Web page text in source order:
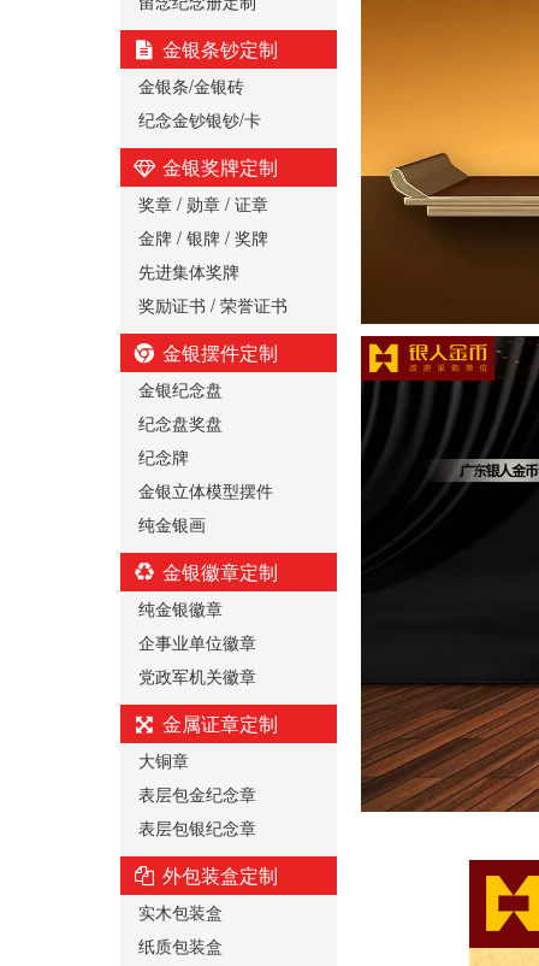
金银条钞定制
金银条/金银砖
纪念金钞银钞/卡
金银奖牌定制
奖章 / 勋章 / 证章
金牌 / 银牌 / 奖牌
先进集体奖牌
奖励证书 / 荣誉证书
金银摆件定制
金银纪念盘
纪念盘奖盘
纪念牌
金银立体模型摆件
纯金银画
金银徽章定制
纯金银徽章
企事业单位徽章
党政军机关徽章
金属证章定制
大铜章
表层包金纪念章
表层包银纪念章
外包装盒定制
实木包装盒
纸质包装盒